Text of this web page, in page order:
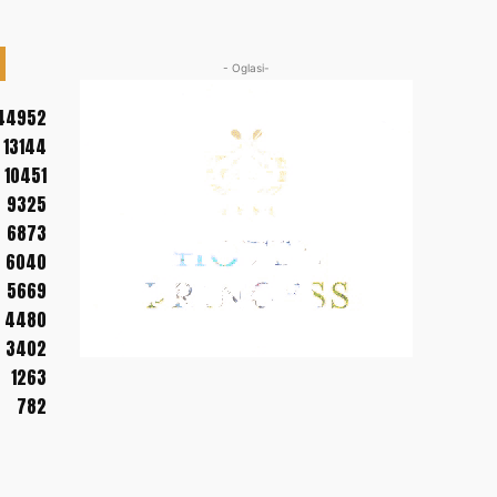
13144
10451
9325
6873
6040
5669
4480
3402
1263
782
- Oglasi-